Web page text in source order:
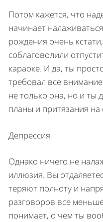
Потом кажется, что
начинает
рождения очень
соблаговолили
караоке. И да, ты
требовал все
не только она, но и ты
планы и притязания на
Депрессия
Однако ничего не
иллюзия. Вы
теряют полноту и
разговоров все
понимает, о чем ты